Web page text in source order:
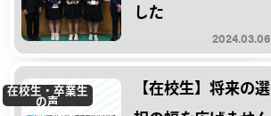
した
2024.03.06
【在校生】将来の選
在校生・卒業生
の声